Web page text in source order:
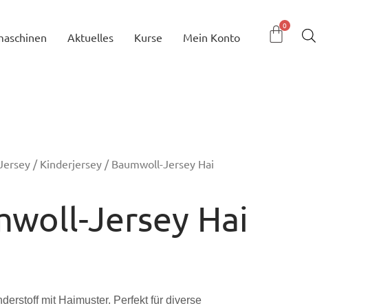
Aktuelles Kurse Mein Konto
/ Kinderjersey / Baumwoll-Jersey Hai
Jersey Hai
mit Haimuster. Perfekt für diverse